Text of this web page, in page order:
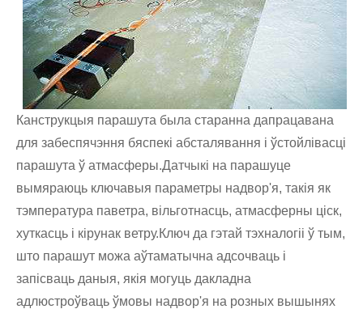
Канструкцыя парашута была старанна дапрацавана
для забеспячэння бяспекі абсталявання і ўстойлівасці
парашута ў атмасферы.Датчыкі на парашуце
вымяраюць ключавыя параметры надвор'я, такія як
тэмпература паветра, вільготнасць, атмасферны ціск,
хуткасць і кірунак ветру.Ключ да гэтай тэхналогіі ў тым,
што парашут можа аўтаматычна адсочваць і
запісваць даныя, якія могуць дакладна
адлюстроўваць ўмовы надвор'я на розных вышынях